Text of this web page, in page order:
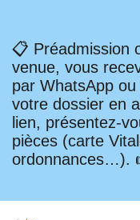
📋 Préadmission
venue, vous
par WhatsApp
votre dossier en
lien, présentez-
pièces (carte
ordonnances…).